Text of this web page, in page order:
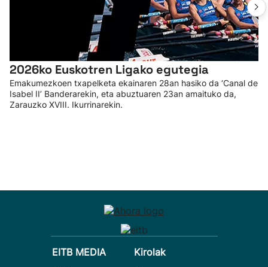
2026ko Euskotren Ligako egutegia
Emakumezkoen txapelketa ekainaren 28an hasiko da ‘Canal de
Isabel II’ Banderarekin, eta abuztuaren 23an amaituko da,
Zarauzko XVIII. Ikurrinarekin.
EITB MEDIA
Kirolak